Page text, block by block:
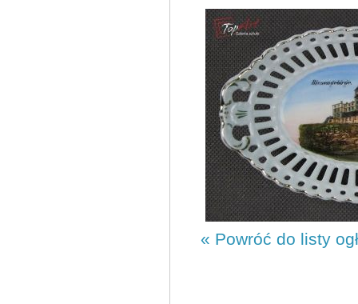
« Powróć do listy